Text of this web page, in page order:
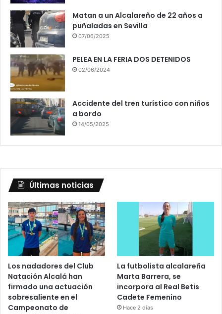
Matan a un Alcalareño de 22 años a
puñaladas en Sevilla
07/06/2025
PELEA EN LA FERIA DOS DETENIDOS
02/06/2024
Accidente del tren turístico con niños
a bordo
14/05/2025
Últimas noticias
Los nadadores del Club
Natación Alcalá han
firmado una actuación
sobresaliente en el
Campeonato de
La futbolista alcalareña
Marta Barrera, se
incorpora al Real Betis
Cadete Femenino
Hace 2 días